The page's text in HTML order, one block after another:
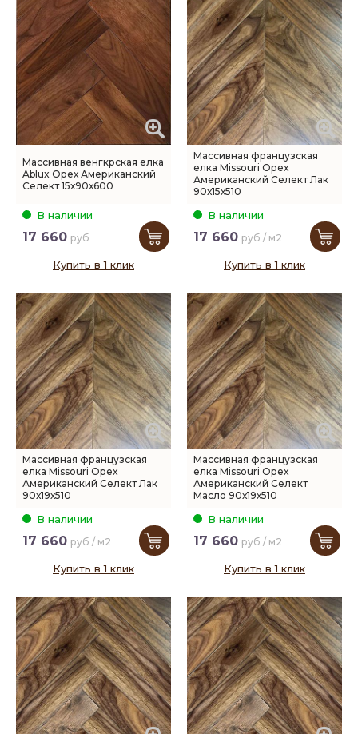
Массивная венгкрская елка
Ablux Орех Американский
Селект 15х90х600
В наличии
17 660 руб
Купить в 1 клик
Массивная французская
елка Missouri Орех
Американский Селект Лак
90х15х510
В наличии
17 660 руб / м2
Купить в 1 клик
Массивная французская
елка Missouri Орех
Американский Селект Лак
90х19х510
В наличии
17 660 руб / м2
Купить в 1 клик
Массивная французская
елка Missouri Орех
Американский Селект
Масло 90х19х510
В наличии
17 660 руб / м2
Купить в 1 клик